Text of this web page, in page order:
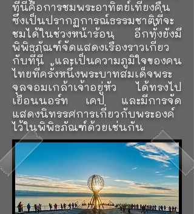
ที่นี่คือการชมพระอาทิตย์เที่ยงคืน
ซึ่งเป็นปรากฏการณ์ธรรมชาติที่จะ
ชมได้ในช่วงหน้าร้อน อีกทั้งยังมี
พิพิธภัณฑ์จัดแสดงเรื่องราวเกี่ยว
กับที่นี่ และเป็นความภูมิใจของคน
ไทยที่ครั้งหนึ่งพระบาทสมเด็จพระ
จุลจอมเกล้าเจ้าอยู่หัว ได้ทรงไป
เยือนนอร์ท เคป และมีการจัด
แสดงนิทรรศการเกี่ยวกับพระองค์
ไว้ในพิพิธภัณฑ์ด้วยเช่นกัน